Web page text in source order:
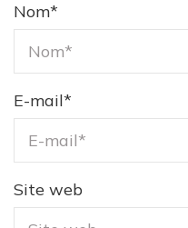
Nom*
E-mail*
Site web